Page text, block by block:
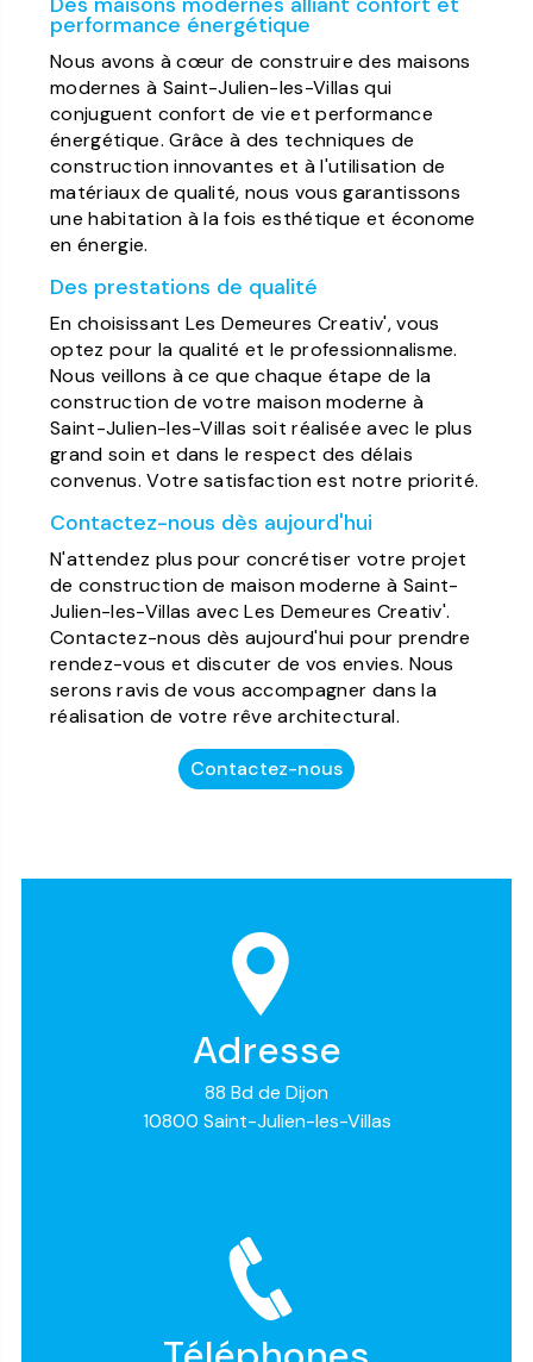
performance énergétique
Nous avons à cœur de construire des maisons
modernes à Saint-Julien-les-Villas qui
conjuguent confort de vie et performance
énergétique. Grâce à des techniques de
construction innovantes et à l'utilisation de
matériaux de qualité, nous vous garantissons
une habitation à la fois esthétique et économe
en énergie.
Des prestations de qualité
En choisissant Les Demeures Creativ', vous
optez pour la qualité et le professionnalisme.
Nous veillons à ce que chaque étape de la
construction de votre maison moderne à
Saint-Julien-les-Villas soit réalisée avec le plus
grand soin et dans le respect des délais
convenus. Votre satisfaction est notre priorité.
Contactez-nous dès aujourd'hui
N'attendez plus pour concrétiser votre projet
de construction de maison moderne à Saint-
Julien-les-Villas avec Les Demeures Creativ'.
Contactez-nous dès aujourd'hui pour prendre
rendez-vous et discuter de vos envies. Nous
serons ravis de vous accompagner dans la
réalisation de votre rêve architectural.
Contactez-nous
Adresse
88 Bd de Dijon
10800 Saint-Julien-les-Villas